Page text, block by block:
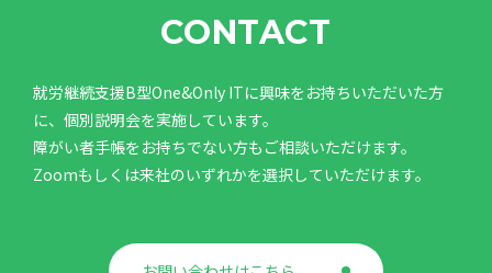
CONTACT
就労継続支援B型One&Only ITに興味をお持ちいただいた方
に、個別説明会を実施しています。
障がい者手帳をお持ちでない方もご相談いただけます。
Zoomもしくは来社のいずれかを選択していただけます。